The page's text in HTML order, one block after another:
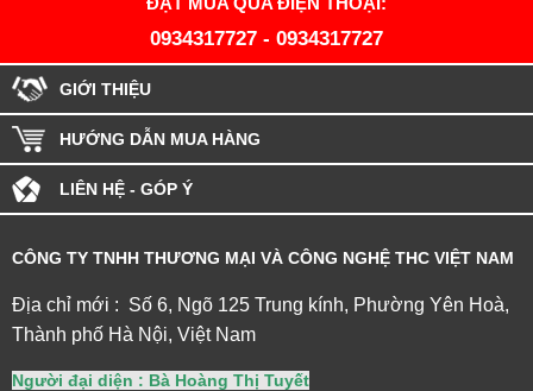
0934317727 - 0934317727
GIỚI THIỆU
HƯỚNG DẪN MUA HÀNG
LIÊN HỆ - GÓP Ý
CÔNG TY TNHH THƯƠNG MẠI VÀ CÔNG NGHỆ THC VIỆT NAM
Địa chỉ mới : Số 6, Ngõ 125 Trung kính, Phường Yên Hoà,
Thành phố Hà Nội, Việt Nam
Người đại diện : Bà Hoàng Thị Tuyết